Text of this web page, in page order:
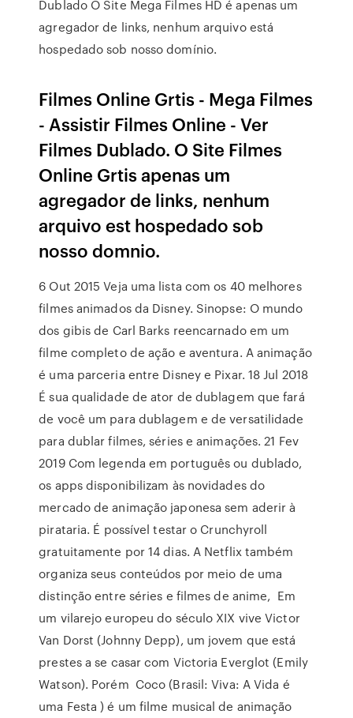
Dublado O Site Mega Filmes HD é apenas um
agregador de links, nenhum arquivo está
hospedado sob nosso domínio.
Filmes Online Grtis - Mega Filmes
- Assistir Filmes Online - Ver
Filmes Dublado. O Site Filmes
Online Grtis apenas um
agregador de links, nenhum
arquivo est hospedado sob
nosso domnio.
6 Out 2015 Veja uma lista com os 40 melhores
filmes animados da Disney. Sinopse: O mundo
dos gibis de Carl Barks reencarnado em um
filme completo de ação e aventura. A animação
é uma parceria entre Disney e Pixar. 18 Jul 2018
É sua qualidade de ator de dublagem que fará
de você um para dublagem e de versatilidade
para dublar filmes, séries e animações. 21 Fev
2019 Com legenda em português ou dublado,
os apps disponibilizam às novidades do
mercado de animação japonesa sem aderir à
pirataria. É possível testar o Crunchyroll
gratuitamente por 14 dias. A Netflix também
organiza seus conteúdos por meio de uma
distinção entre séries e filmes de anime, Em
um vilarejo europeu do século XIX vive Victor
Van Dorst (Johnny Depp), um jovem que está
prestes a se casar com Victoria Everglot (Emily
Watson). Porém Coco (Brasil: Viva: A Vida é
uma Festa ) é um filme musical de animação